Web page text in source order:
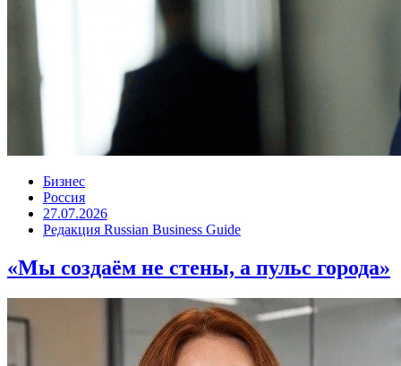
Бизнес
Россия
27.07.2026
Редакция Russian Business Guide
«Мы создаём не стены, а пульс города»